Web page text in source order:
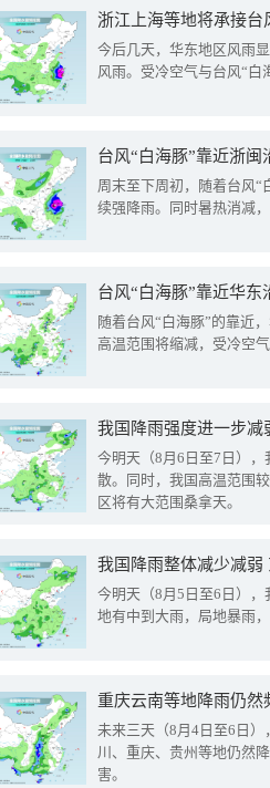
浙江上海等地将承接台
今后几天，华东地区风雨
风雨。受冷空气与台风“白
台风“白海豚”靠近浙
周末至下周初，随着台风“
续强降雨。同时暑热消减
台风“白海豚”靠近华
随着台风“白海豚”的靠近
高温范围将缩减，受冷空
今明天（8月6日至7日）
散。同时，我国高温范围
区将有大范围桑拿天。
我国降雨整体减少减弱
今明天（8月5日至6日）
地有中到大雨，局地暴雨
重庆云南等地降雨仍然
未来三天（8月4日至6日
川、重庆、贵州等地仍然
害。